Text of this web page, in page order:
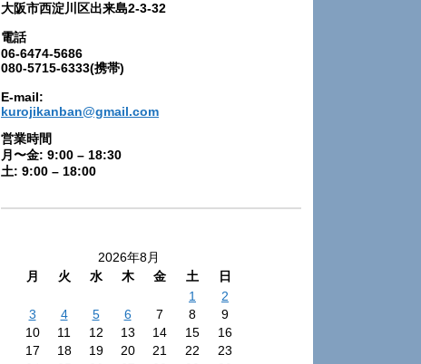
大阪市西淀川区出来島2-3-32
電話
06-6474-5686
080-5715-6333(携帯)
E-mail:
kurojikanban@gmail.com
営業時間
月〜金: 9:00 – 18:30
土: 9:00 – 18:00
2026年8月
月
火 水 木 金 土
日
1
2
3
4 5 6 7 8
9
10
11 12 13 14 15
16
17
18 19 20 21 22
23